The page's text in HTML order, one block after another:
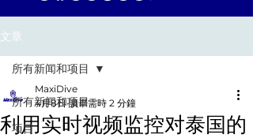
文章
所有新闻和项目
项目
所有新闻和项目
利用实时视频监控对泰国的
MaxiDive
4月8日 讀畢需時 2 分鐘